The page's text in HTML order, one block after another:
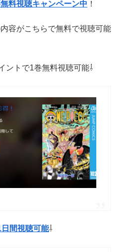
料視聴キャンペーン中 ！
容がこちらで無料で視聴可能
ントで1巻無料視聴可能⇩
間視聴可能⇩